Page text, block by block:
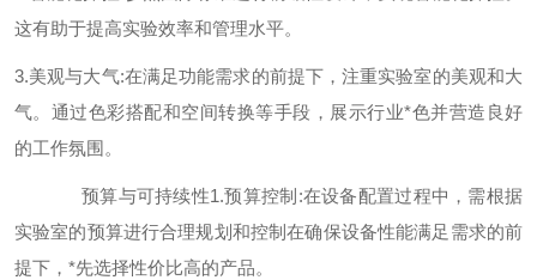
这有助于提高实验效率和管理水平。
3.美观与大气:在满足功能需求的前提下，注重实验室的美观和大
气。通过色彩搭配和空间转换等手段，展示行业*色并营造良好
的工作氛围。
预算与可持续性1.预算控制:在设备配置过程中，需根据
实验室的预算进行合理规划和控制在确保设备性能满足需求的前
提下，*先选择性价比高的产品。